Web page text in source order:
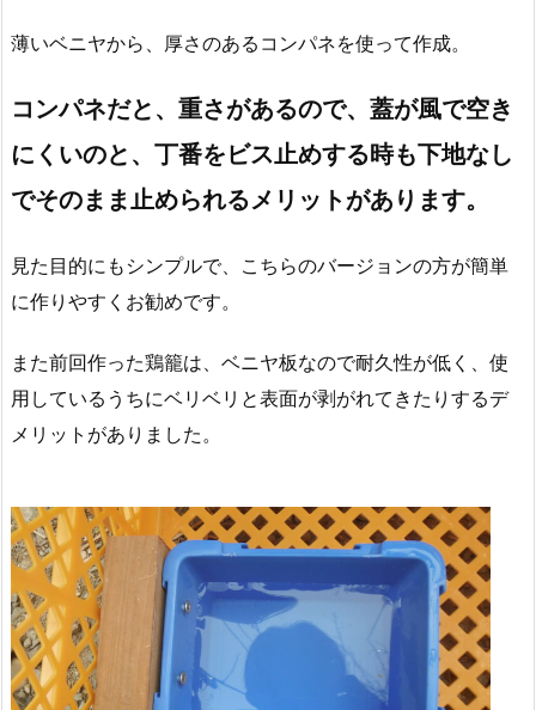
薄いベニヤから、厚さのあるコンパネを使って作成。
コンパネだと、重さがあるので、蓋が風で空き
にくいのと、丁番をビス止めする時も下地なし
でそのまま止められるメリットがあります。
見た目的にもシンプルで、こちらのバージョンの方が簡単
に作りやすくお勧めです。
また前回作った鶏籠は、ベニヤ板なので耐久性が低く、使
用しているうちにベリベリと表面が剥がれてきたりするデ
メリットがありました。